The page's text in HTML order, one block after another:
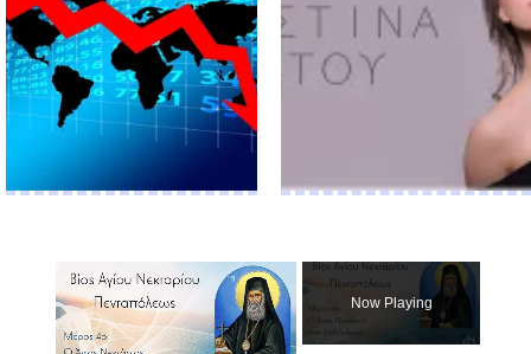
Now Playing